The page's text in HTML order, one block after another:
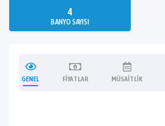
4
BANYO SAYISI
GENEL FIYATLAR MÜSAITLIK